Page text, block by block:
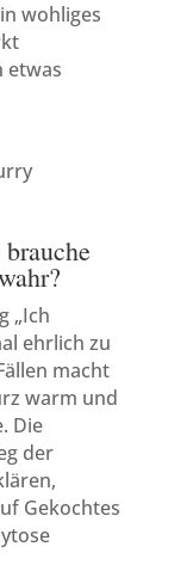
wohliges
etwas
„Ich
ehrlich zu
macht
warm und
Die
der
Gekochtes